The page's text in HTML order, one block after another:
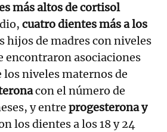
más altos de cortisol
cuatro dientes más a los
hijos de madres con niveles
encontraron asociaciones
los niveles maternos de
con el número de
y entre progesterona y
los dientes a los 18 y 24